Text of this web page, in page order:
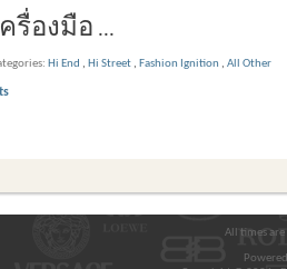
ครื่องมือ ...
Hi End , Hi Street, Fashion Ignition , All Other
All times